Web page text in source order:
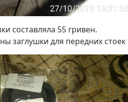
составляла 55 гривен.
заглушки для передних стоек